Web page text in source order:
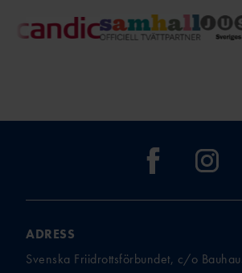
ADRESS
Svenska Friidrottsförbundet, c/o